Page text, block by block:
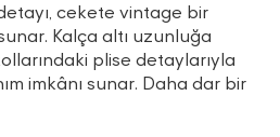
cekete vintage bir
Kalça altı uzunluğa
plise detaylarıyla
imkânı sunar. Daha dar bir